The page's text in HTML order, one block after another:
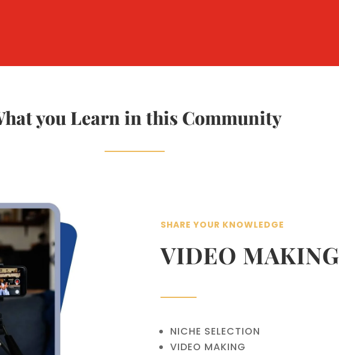
you Learn in this Community
SHARE YOUR KNOWLEDGE
VIDEO MAKING
NICHE SELECTION
VIDEO MAKING